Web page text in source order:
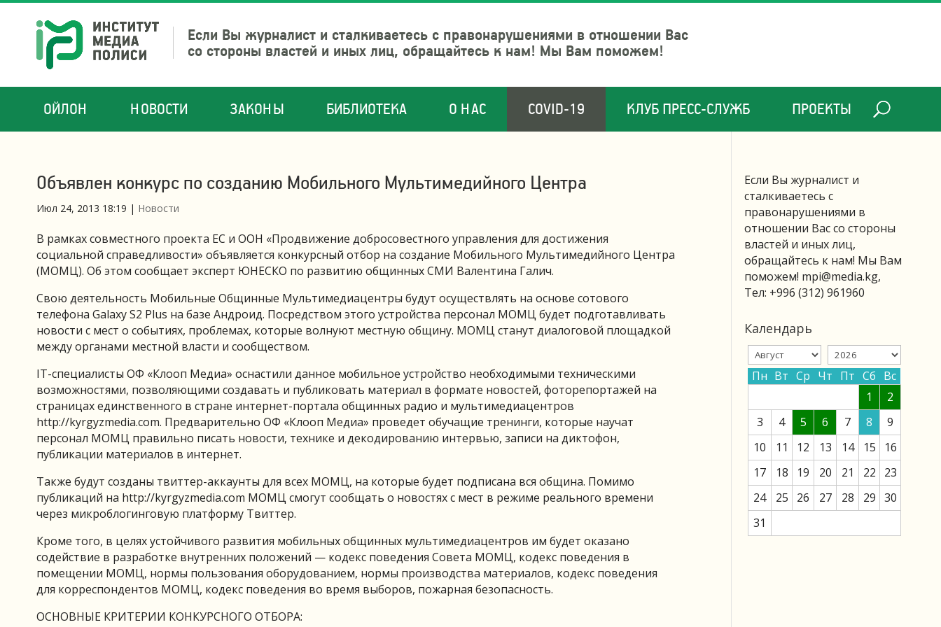
Если Вы журналист и сталкиваетесь с правонарушениями в отношении Вас
со стороны властей и иных лиц, обращайтесь к нам! Мы Вам поможем!
ОЙЛОН НОВОСТИ ЗАКОНЫ БИБЛИОТЕКА О НАС COVID-19 КЛУБ ПРЕСС-СЛУЖБ ПРОЕКТЫ
Объявлен конкурс по созданию Мобильного Мультимедийного Центра
Июл 24, 2013 18:19 | Новости
В рамках совместного проекта ЕС и ООН «Продвижение добросовестного управления для достижения
социальной справедливости» объявляется конкурсный отбор на создание Мобильного Мультимедийного Центра
(МОМЦ). Об этом сообщает эксперт ЮНЕСКО по развитию общинных СМИ Валентина Галич.
Свою деятельность Мобильные Общинные Мультимедиацентры будут осуществлять на основе сотового
телефона Galaxy S2 Plus на базе Андроид. Посредством этого устройства персонал МОМЦ будет подготавливать
новости с мест о событиях, проблемах, которые волнуют местную общину. МОМЦ станут диалоговой площадкой
между органами местной власти и сообществом.
IT-специалисты ОФ «Клооп Медиа» оснастили данное мобильное устройство необходимыми техническими
возможностями, позволяющими создавать и публиковать материал в формате новостей, фоторепортажей на
страницах единственного в стране интернет-портала общинных радио и мультимедиацентров
http://kyrgyzmedia.com. Предварительно ОФ «Клооп Медиа» проведет обучащие тренинги, которые научат
персонал МОМЦ правильно писать новости, технике и декодированию интервью, записи на диктофон,
публикации материалов в интернет.
Также будут созданы твиттер-аккаунты для всех МОМЦ, на которые будет подписана вся община. Помимо
публикаций на http://kyrgyzmedia.com МОМЦ смогут сообщать о новостях с мест в режиме реального времени
через микроблогинговую платформу Твиттер.
Кроме того, в целях устойчивого развития мобильных общинных мультимедиацентров им будет оказано
содействие в разработке внутренних положений — кодекс поведения Совета МОМЦ, кодекс поведения в
помещении МОМЦ, нормы пользования оборудованием, нормы производства материалов, кодекс поведения
для корреспондентов МОМЦ, кодекс поведения во время выборов, пожарная безопасность.
ОСНОВНЫЕ КРИТЕРИИ КОНКУРСНОГО ОТБОРА:
Если Вы журналист и
сталкиваетесь с
правонарушениями в
отношении Вас со стороны
властей и иных лиц,
обращайтесь к нам! Мы Вам
поможем! mpi@media.kg,
Тел: +996 (312) 961960
Календарь
Пн Вт Ср Чт Пт Сб Вс
1
2
3
4 5 6 7 8
9
10
11 12 13 14 15
16
17
18 19 20 21 22
23
24
25 26 27 28 29 30
31